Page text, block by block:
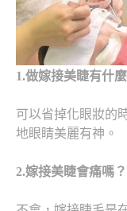
1.做嫁接美睫有什
可以省掉化眼妝的
地眼睛美麗有神。
2.嫁接美睫會痛嗎？